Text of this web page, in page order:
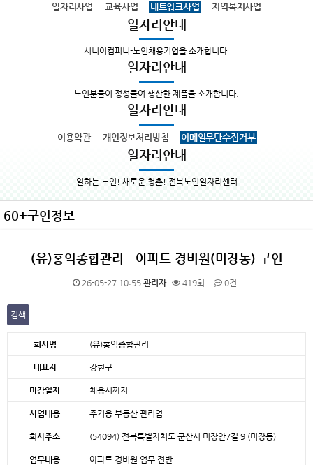
일자리사업 교육사업 네트워크사업 지역복지사업
일자리안내
시니어컴퍼니-노인채용기업을 소개합니다.
일자리안내
노인분들이 정성들여 생산한 제품을 소개합니다.
일자리안내
이용약관 개인정보처리방침 이메일무단수집거부
일자리안내
일하는 노인! 새로운 청춘! 전북노인일자리센터
60+구인정보
(유)홍익종합관리 - 아파트 경비원(미장동) 구인
26-05-27 10:55 관리자 419회 0건
검색
회사명 (유)홍익종합관리
대표자 강현구
마감일자 채용시까지
사업내용 주거용 부동산 관리업
회사주소 (54094) 전북특별자치도 군산시 미장안7길 9 (미장동)
업무내용 아파트 경비원 업무 전반